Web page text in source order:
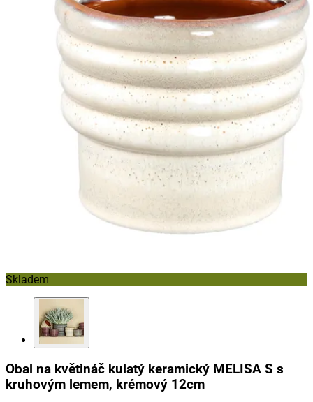
Skladem
Obal na květináč kulatý keramický MELISA S s
kruhovým lemem, krémový 12cm